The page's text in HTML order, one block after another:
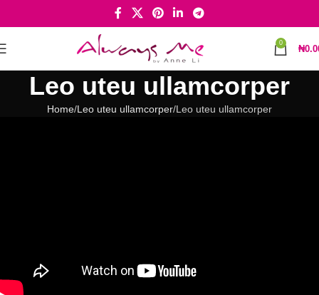
0
₦
Leo uteu ullamcorper
Home Leo uteu ullamcorper Leo uteu ullamcorper